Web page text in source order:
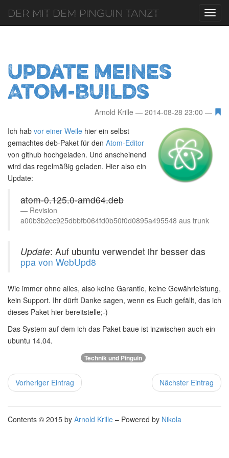
Der mit dem Pinguin tanzt
Update meines
Atom-Builds
Arnold Krille
2014-08-28 23:00
Ich hab vor einer Weile hier ein selbst
gemachtes deb-Paket für den Atom-Editor
von github hochgeladen. Und anscheinend
wird das regelmäßig geladen. Hier also ein
Update:
atom-0.125.0-amd64.deb
Revision
a00b3b2cc925dbbfb064fd0b50f0d0895a495548 aus trunk
Update: Auf ubuntu verwendet ihr besser das
ppa von WebUpd8
Wie immer ohne alles, also keine Garantie, keine Gewährleistung,
kein Support. Ihr dürft Danke sagen, wenn es Euch gefällt, das ich
dieses Paket hier bereitstelle;-)
Das System auf dem ich das Paket baue ist inzwischen auch ein
ubuntu 14.04.
Technik und Pinguin
Vorheriger Eintrag Nächster Eintrag
Contents © 2015 by Arnold Krille – Powered by Nikola